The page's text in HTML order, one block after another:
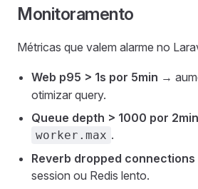
Monitoramento
Métricas que valem alarme no
Web p95 > 1s por 5min →
otimizar query.
Queue depth > 1000 por 2min
worker.max .
Reverb dropped connections
session ou Redis lento.